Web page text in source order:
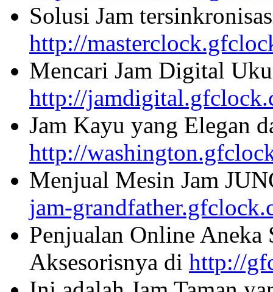
Solusi Jam
http://
Mencari Jam Digital
http://
Jam Kayu yang Elegan
http://
Menjual Mesin Jam
jam-
Penjualan Online Aneka
Aksesorisnya di http://